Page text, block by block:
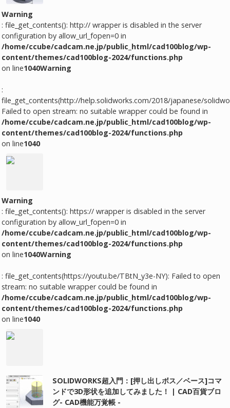
Warning
: file_get_contents(): http:// wrapper is disabled in the server
configuration by allow_url_fopen=0 in
/home/ccube/cadcam.ne.jp/public_html/cad100blog/wp-
content/themes/cad100blog-2024/functions.php
on line1040Warning
:
file_get_contents(http://help.solidworks.com/2018/japanese/
Failed to open stream: no suitable wrapper could be found in
/home/ccube/cadcam.ne.jp/public_html/cad100blog/wp-
content/themes/cad100blog-2024/functions.php
on line1040
Warning
: file_get_contents(): https:// wrapper is disabled in the server
configuration by allow_url_fopen=0 in
/home/ccube/cadcam.ne.jp/public_html/cad100blog/wp-
content/themes/cad100blog-2024/functions.php
on line1040Warning
: file_get_contents(https://youtu.be/TBtN_y3e-NY): Failed to open
stream: no suitable wrapper could be found in
/home/ccube/cadcam.ne.jp/public_html/cad100blog/wp-
content/themes/cad100blog-2024/functions.php
on line1040
SOLIDWORKS超入門：[押し出しボス／ベース]コマ
ンドで3D形状を追加してみました！ | CAD百貨ブロ
グ- CAD機能万覚帳 -